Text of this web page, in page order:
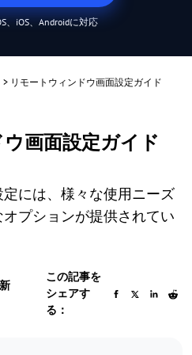
、iOS、Androidに対応
> リモートウィンドウ画面設定ガイド
画面設定ガイド
には、様々な使用ニーズ
プションが提供されてい
この記事を
シェアす
る：